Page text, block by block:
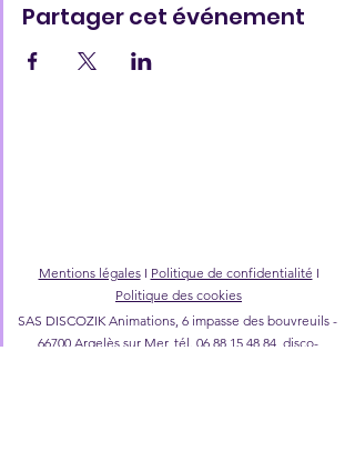
Partager cet événement
Mentions légalesI Politique de confidentialité I
Politique des cookies
SAS DISCOZIK Animations, 6 impasse des bouvreuils -
66700 Argelès sur Mer, tél. 06 88 15 48 84, disco-